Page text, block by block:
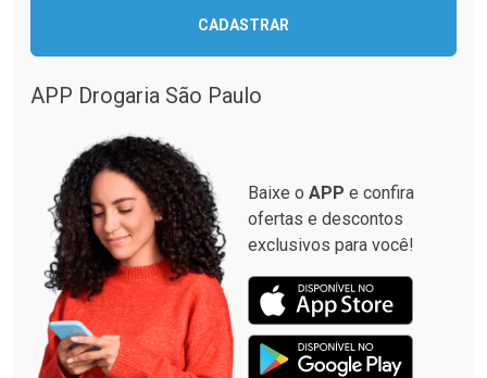
Comprar sem Desconto
Comprar sem Desconto
Comprar sem Desconto
Comprar sem Desconto
CADASTRAR
APP Drogaria São Paulo
Baixe o APP e confira
ofertas e descontos
exclusivos para você!